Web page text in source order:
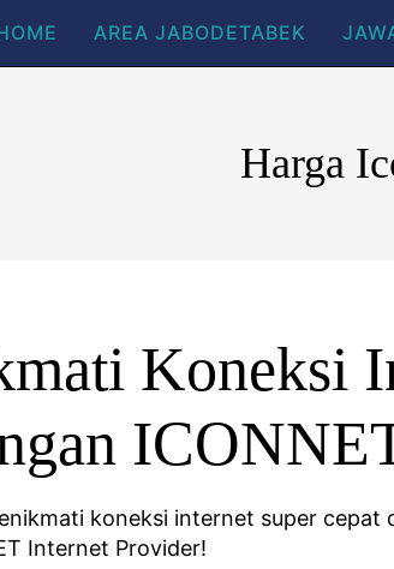
AREA JABODETABEK
Harga
Koneksi
koneksi internet super cepat
Internet Provider!